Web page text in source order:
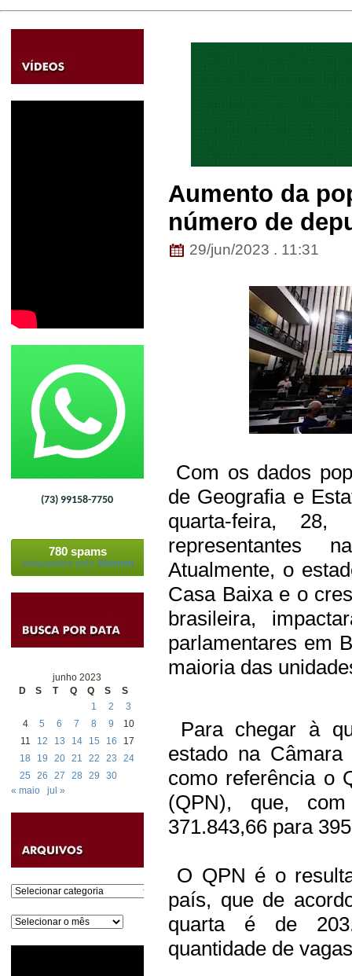
(73) 99158-7750
780 spams
bloqueados pelo Akismet
junho 2023
D
S T Q Q S
S
1
2
3
4
5 6 7 8 9
10
11
12 13 14 15 16
17
18
19 20 21 22 23
24
25
26 27 28 29
30
« maio
jul »
Categorias
Arquivos
Aumento da
número de
29/jun/2023 . 11:31
Com os dados
de Geografia e
quarta-feira,
representantes
Atualmente, o
Casa Baixa e o
brasileira,
parlamentares em
maioria das
Para chegar à
estado na
como referência o
(QPN), que,
371.843,66 para
O QPN é o
país, que de
quarta é de
quantidade de